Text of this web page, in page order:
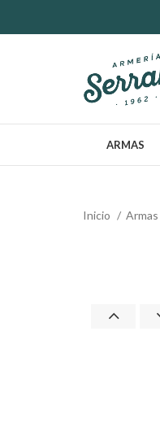
ARMAS
Inicio Armas